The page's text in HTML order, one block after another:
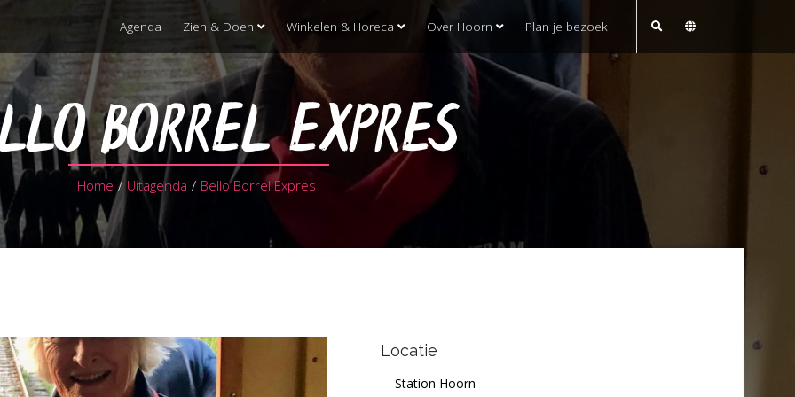
Agenda Zien & Doen Winkelen & Horeca Over Hoorn Plan je bezoek
BORREL EXPRES
Home / Uitagenda / Bello Borrel Expres
Locatie
Station Hoorn